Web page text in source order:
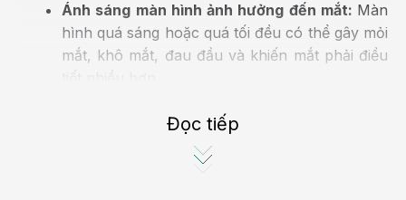
Ánh sáng màn hình ảnh hưởng đến mắt: Màn
hình quá sáng hoặc quá tối đều có thể gây mỏi
mắt, khô mắt, đau đầu và khiến mắt phải điều
Dùng điện thoại, laptop vào ban đêm có thể
làm khó ngủ và khiến mắt khó thư giãn do tiếp
xúc nhiều với ánh sáng xanh.
Đọc tiếp